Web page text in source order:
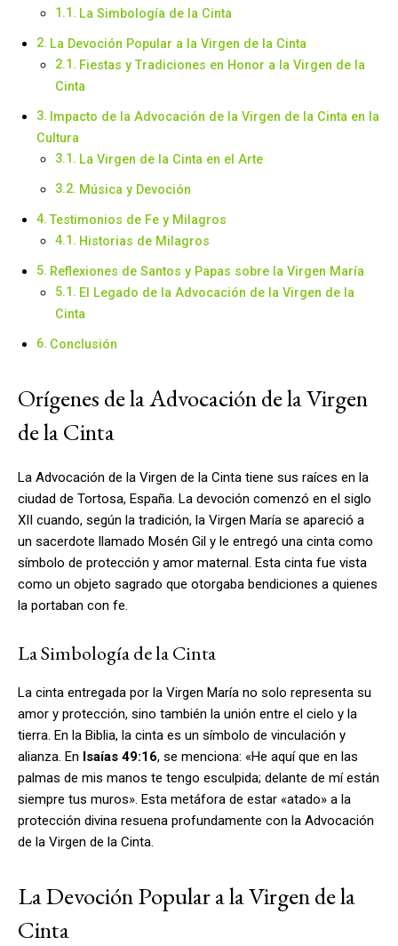
La Simbología de la Cinta
La Devoción Popular a la Virgen de la Cinta
Fiestas y Tradiciones en Honor a la Virgen de la
Cinta
Impacto de la Advocación de la Virgen de la Cinta en la
Cultura
La Virgen de la Cinta en el Arte
Música y Devoción
Testimonios de Fe y Milagros
Historias de Milagros
Reflexiones de Santos y Papas sobre la Virgen María
El Legado de la Advocación de la Virgen de la
Cinta
Conclusión
Orígenes de la Advocación de la Virgen
de la Cinta
La Advocación de la Virgen de la Cinta tiene sus raíces en la
ciudad de Tortosa, España. La devoción comenzó en el siglo
XII cuando, según la tradición, la Virgen María se apareció a
un sacerdote llamado Mosén Gil y le entregó una cinta como
símbolo de protección y amor maternal. Esta cinta fue vista
como un objeto sagrado que otorgaba bendiciones a quienes
la portaban con fe.
La Simbología de la Cinta
La cinta entregada por la Virgen María no solo representa su
amor y protección, sino también la unión entre el cielo y la
tierra. En la Biblia, la cinta es un símbolo de vinculación y
alianza. En Isaías 49:16, se menciona: «He aquí que en las
palmas de mis manos te tengo esculpida; delante de mí están
siempre tus muros». Esta metáfora de estar «atado» a la
protección divina resuena profundamente con la Advocación
de la Virgen de la Cinta.
La Devoción Popular a la Virgen de la
Cinta